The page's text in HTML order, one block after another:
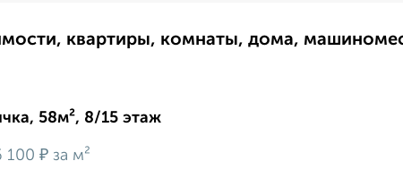
квартиры, комнаты, дома,
58м², 8/15 этаж
100 ₽ за м²